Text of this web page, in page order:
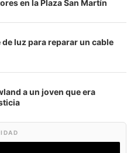
en la Plaza San Martín
luz para reparar un cable
a un joven que era